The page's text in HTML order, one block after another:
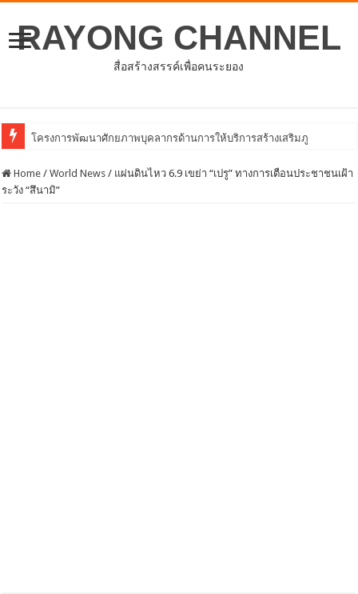
RAYONG CHANNEL
สื่อสร้างสรรค์เพื่อคนระยอง
ประชุมคณะกร
Home / World News / แผ่นดินไหว 6.9 เขย่า “เปรู” ทางการเตือนประชาชนเฝ้า
ระวัง “สึนามิ”